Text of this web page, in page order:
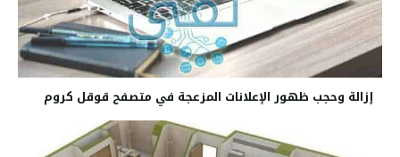
إزالة وحجب ظهور الإعلانات المزعجة في متصفح قوقل كروم